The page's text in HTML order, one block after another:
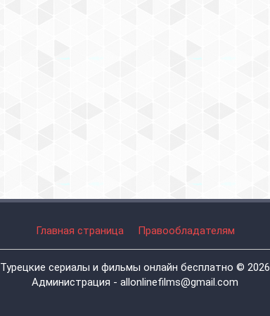
Главная страница Правообладателям
Турецкие сериалы и фильмы онлайн бесплатно © 2026
Администрация - allonlinefilms@gmail.com